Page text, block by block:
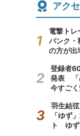
アク
電撃トレ
バンク・
の方が出
登録者
発表 「
今すごく
羽生結
「ゆず
ト ゆず